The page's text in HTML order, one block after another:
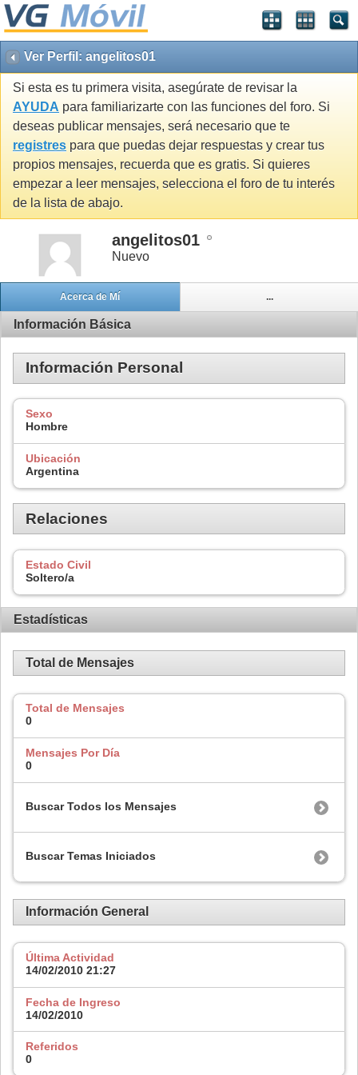
Ver Perfil: angelitos01
Si esta es tu primera visita, asegúrate de revisar la
AYUDA para familiarizarte con las funciones del foro. Si
deseas publicar mensajes, será necesario que te
registres para que puedas dejar respuestas y crear tus
propios mensajes, recuerda que es gratis. Si quieres
empezar a leer mensajes, selecciona el foro de tu interés
de la lista de abajo.
angelitos01
Nuevo
Acerca de Mí ...
Información Básica
Información Personal
Sexo
Hombre
Ubicación
Argentina
Relaciones
Estado Civil
Soltero/a
Estadísticas
Total de Mensajes
Total de Mensajes
0
Mensajes Por Día
0
Buscar Todos los Mensajes
Buscar Temas Iniciados
Información General
Última Actividad
14/02/2010 21:27
Fecha de Ingreso
14/02/2010
Referidos
0